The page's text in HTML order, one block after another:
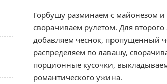
Горбушу разминаем с майонезом
сворачиваем рулетом. Для
добавляем чеснок, пропущенный
распределяем по лавашу,
порционные кусочки,
романтического ужина.